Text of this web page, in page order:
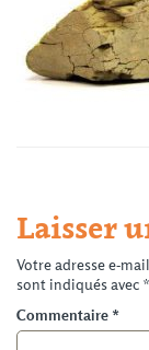
Laisser
Votre adresse e-
sont indiqués avec *
Commentaire *